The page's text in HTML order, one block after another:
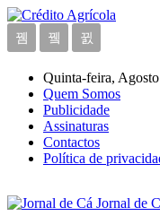
Quinta-feira,
Quem Somos
Publicidade
Assinaturas
Contactos
Política de
Jornal de